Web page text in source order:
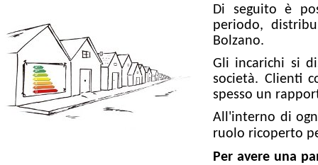
Di seguito è
periodo,
Bolzano.
Gli incarichi si
società. Clienti
spesso un
All'interno di
ruolo ricoperto
Per avere una